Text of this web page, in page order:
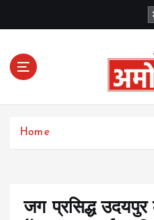
c
Amolak News
Home
जग प्रसिद्ध